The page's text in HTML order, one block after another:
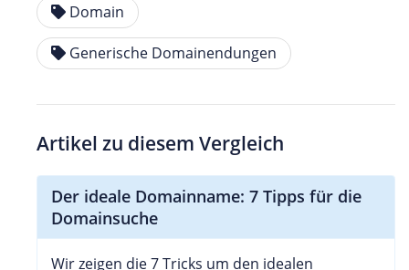
Domain
Generische Domainendungen
Artikel zu diesem Vergleich
Der ideale Domainname: 7 Tipps für die
Domainsuche
Wir zeigen die 7 Tricks um den idealen